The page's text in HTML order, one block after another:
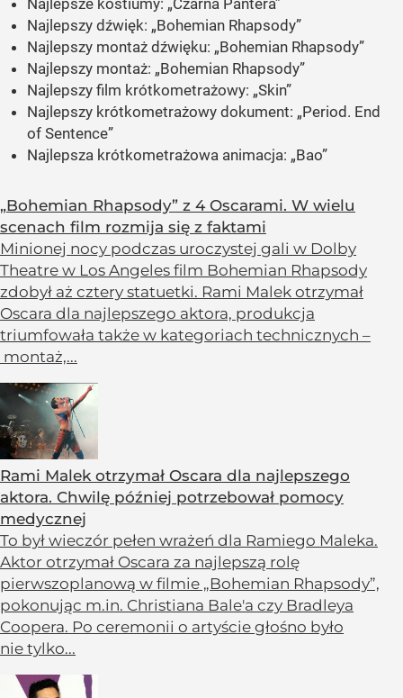
Najlepszy dźwięk: „Bohemian Rhapsody”
Najlepszy montaż dźwięku: „Bohemian Rhapsody”
Najlepszy montaż: „Bohemian Rhapsody”
Najlepszy film krótkometrażowy: „Skin”
Najlepszy krótkometrażowy dokument: „Period. End
of Sentence”
Najlepsza krótkometrażowa animacja: „Bao”
„Bohemian Rhapsody” z 4 Oscarami. W wielu
scenach film rozmija się z faktami
Minionej nocy podczas uroczystej gali w Dolby
Theatre w Los Angeles film Bohemian Rhapsody
zdobył aż cztery statuetki. Rami Malek otrzymał
Oscara dla najlepszego aktora, produkcja
triumfowała także w kategoriach technicznych –
montaż,...
Rami Malek otrzymał Oscara dla najlepszego
aktora. Chwilę później potrzebował pomocy
medycznej
To był wieczór pełen wrażeń dla Ramiego Maleka.
Aktor otrzymał Oscara za najlepszą rolę
pierwszoplanową w filmie „Bohemian Rhapsody”,
pokonując m.in. Christiana Bale'a czy Bradleya
Coopera. Po ceremonii o artyście głośno było
nie tylko...